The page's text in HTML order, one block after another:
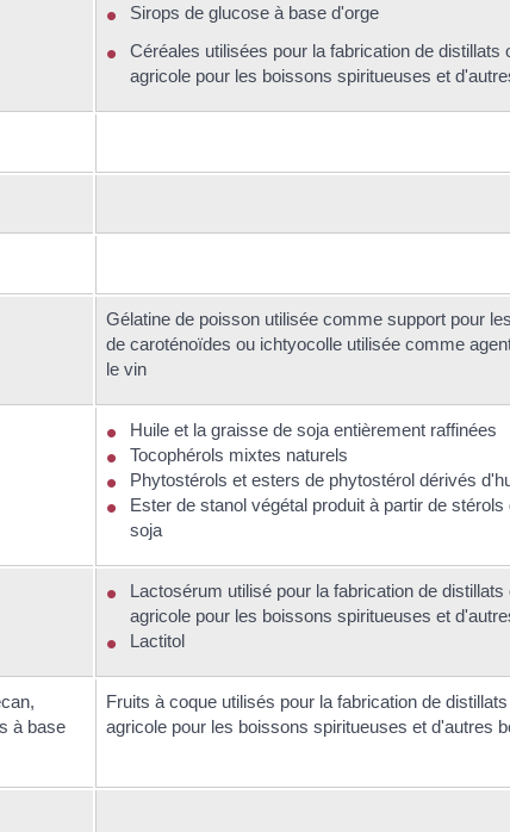
Sirops de glucose à base d'orge
Céréales utilisées pour la fabrication de distillats
agricole pour les boissons spiritueuses et
Gélatine de poisson utilisée comme support pour
de caroténoïdes ou ichtyocolle utilisée comme
le vin
Huile et la graisse de soja entièrement raffinées
Tocophérols mixtes naturels
Phytostérols et esters de phytostérol dérivés
Ester de stanol végétal produit à partir de
soja
Lactosérum utilisé pour la fabrication de
agricole pour les boissons spiritueuses et
Lactitol
à base
Fruits à coque utilisés pour la fabrication de
agricole pour les boissons spiritueuses et d'autres